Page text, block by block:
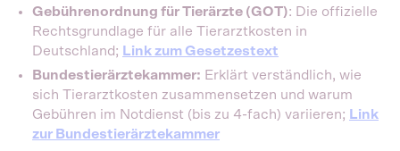
Gebührenordnung für Tierärzte (GOT): Die offizielle
Rechtsgrundlage für alle Tierarztkosten in
Deutschland; Link zum Gesetzestext
Bundestierärztekammer: Erklärt verständlich, wie
sich Tierarztkosten zusammensetzen und warum
Gebühren im Notdienst (bis zu 4-fach) variieren; Link
zur Bundestierärztekammer